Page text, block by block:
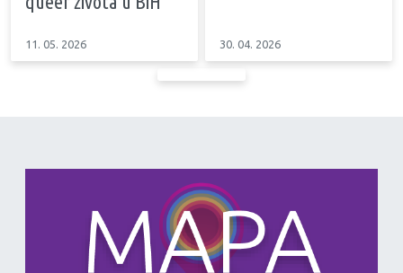
11. 05. 2026 30. 04. 2026